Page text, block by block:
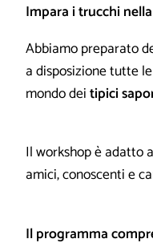
Impara i trucchi
Abbiamo preparato
a disposizione tutte
mondo deitipici
Il workshop è adatto
amici, conoscenti e
Il programma